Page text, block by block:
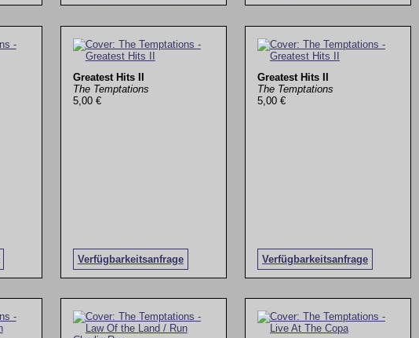
Greatest Hits II
The Temptations
5,00 €
Verfügbarkeitsanfrage
Greatest Hits II
The Temptations
5,00 €
Verfügbarkeitsanfrage